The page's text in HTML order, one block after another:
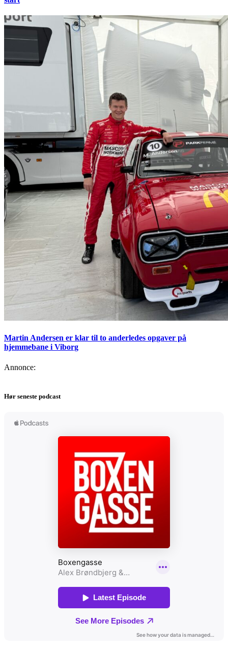
Martin Andersen er klar til to anderledes opgaver på
hjemmebane i Viborg
Annonce:
Hør seneste podcast